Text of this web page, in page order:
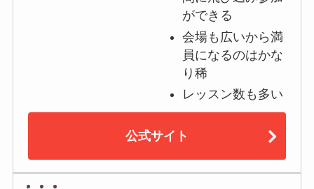
ができる
会場も広いから満
員になるのはかな
り稀
レッスン数も多い
公式サイト